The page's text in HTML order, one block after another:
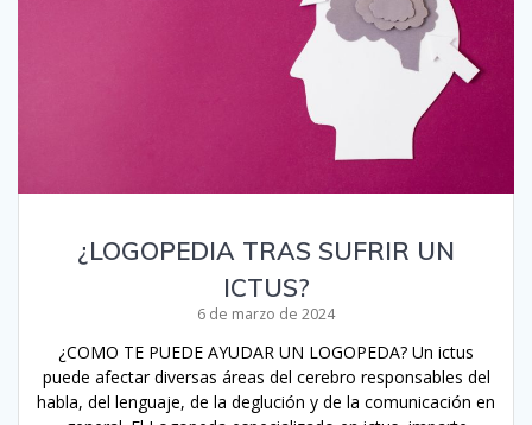
¿LOGOPEDIA TRAS SUFRIR UN
ICTUS?
6 de marzo de 2024
¿COMO TE PUEDE AYUDAR UN LOGOPEDA? Un ictus
puede afectar diversas áreas del cerebro responsables del
habla, del lenguaje, de la deglución y de la comunicación en